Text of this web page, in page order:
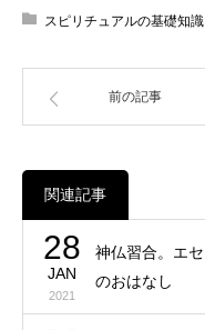
スピリチュアルの基礎知識
前の記事
関連記事
28
JAN
2021
神仏習合。エ
のおはなし